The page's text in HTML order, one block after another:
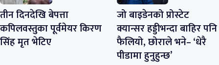
तीन दिनदेखि बेपत्ता
कपिलवस्तुका पूर्वमेयर किरण
सिंह मृत भेटिए
जो बाइडेनको प्रोस्टेट
क्यान्सर हड्डीभन्दा बाहिर पनि
फैलियो, छोराले भने– ‘धेरै
पीडामा हुनुहुन्छ’